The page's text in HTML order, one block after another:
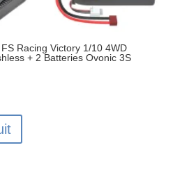
Racing Victory 1/10 4WD
+ 2 Batteries Ovonic 3S
: